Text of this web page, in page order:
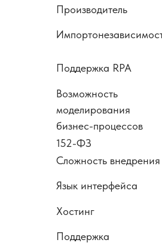
Производитель
Поддержка RPA
Возможность
моделирования
бизнес-процессов
152-ФЗ
Сложность внедрения
Язык интерфейса
Хостинг
Поддержка